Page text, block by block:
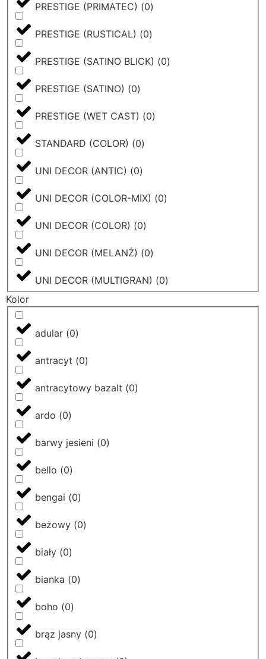
PRESTIGE (PRIMATEC) (0)
PRESTIGE (RUSTICAL) (0)
PRESTIGE (SATINO BLICK) (0)
PRESTIGE (SATINO) (0)
PRESTIGE (WET CAST) (0)
STANDARD (COLOR) (0)
UNI DECOR (ANTIC) (0)
UNI DECOR (COLOR-MIX) (0)
UNI DECOR (COLOR) (0)
UNI DECOR (MELANŻ) (0)
UNI DECOR (MULTIGRAN) (0)
Kolor
adular (0)
antracyt (0)
antracytowy bazalt (0)
ardo (0)
barwy jesieni (0)
bello (0)
bengai (0)
beżowy (0)
biały (0)
bianka (0)
boho (0)
brąz jasny (0)